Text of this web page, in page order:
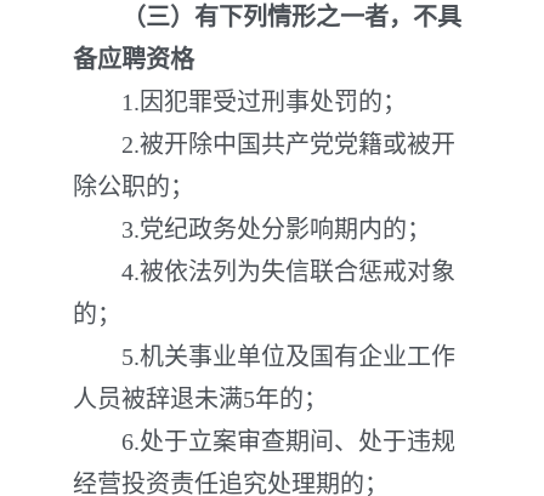
（三）有下列情形之一者，不具
备应聘资格
1.因犯罪受过刑事处罚的；
2.被开除中国共产党党籍或被开
除公职的；
3.党纪政务处分影响期内的；
4.被依法列为失信联合惩戒对象
的；
5.机关事业单位及国有企业工作
人员被辞退未满5年的；
6.处于立案审查期间、处于违规
经营投资责任追究处理期的；